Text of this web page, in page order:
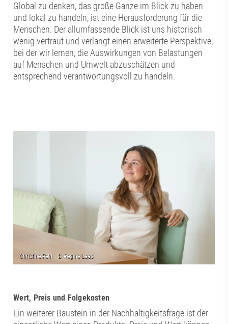
Global zu denken, das große Ganze im Blick zu haben
und lokal zu handeln, ist eine Herausforderung für die
Menschen. Der allumfassende Blick ist uns historisch
wenig vertraut und verlangt einen erweiterte Perspektive,
bei der wir lernen, die Auswirkungen von Belastungen
auf Menschen und Umwelt abzuschätzen und
entsprechend verantwortungsvoll zu handeln.
Wert, Preis und Folgekosten
Ein weiterer Baustein in der Nachhaltigkeitsfrage ist der